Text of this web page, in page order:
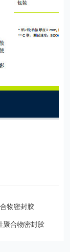
物密封胶
聚合物密封胶